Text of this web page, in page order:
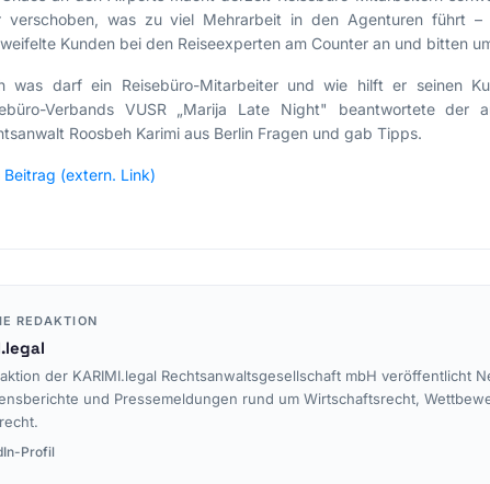
Irreführende Werbung
Unlautere
Geschäftspraktiken
verschoben, was zu viel Mehrarbeit in den Agenturen führt –
Kunden bei den Reiseexperten am Counter an und bitten
was darf ein Reisebüro-Mitarbeiter und wie hilft er seinen
Verbands VUSR „Marija Late Night" beantwortete der
Roosbeh Karimi aus Berlin Fragen und gab Tipps.
Beitrag (extern. Link)
REDAKTION
der KARIMI.legal Rechtsanwaltsgesellschaft mbH veröffentlicht
und Pressemeldungen rund um Wirtschaftsrecht,
Profil